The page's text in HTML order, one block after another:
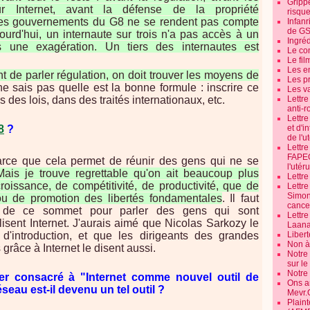
Internet, avant la défense de la propriété
gouvernements du G8 ne se rendent pas compte
un internaute sur trois n'a pas accès à un
une exagération. Un tiers des internautes est
de parler régulation, on doit trouver les moyens de
sais pas quelle est la bonne formule : inscrire ce
des lois, dans des traités internationaux, etc.
?
que cela permet de réunir des gens qui ne se
je trouve regrettable qu'on ait beaucoup plus
de compétitivité, de productivité, que de
de promotion des libertés fondamentales. Il faut
ce sommet pour parler des gens qui sont
Internet. J'aurais aimé que Nicolas Sarkozy le
et que les dirigeants des grandes
à Internet le disent aussi.
consacré à "Internet comme nouvel outil de
est-il devenu un tel outil ?
de
Le
Le
Les
Les
Les
anti-
et
de
Non
sur le
Ons